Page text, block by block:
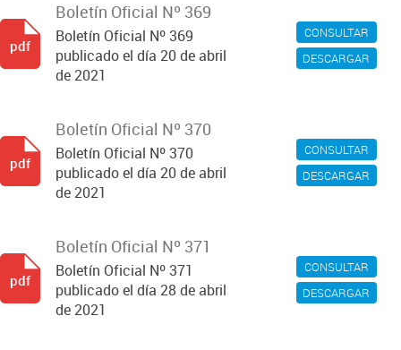
CONSULTAR
DESCARGAR
Boletín Oficial Nº 369
Boletín Oficial Nº 369
publicado el día 20 de abril
de 2021
pdf
CONSULTAR
DESCARGAR
Boletín Oficial Nº 370
Boletín Oficial Nº 370
publicado el día 20 de abril
de 2021
pdf
CONSULTAR
DESCARGAR
Boletín Oficial Nº 371
Boletín Oficial Nº 371
publicado el día 28 de abril
de 2021
pdf